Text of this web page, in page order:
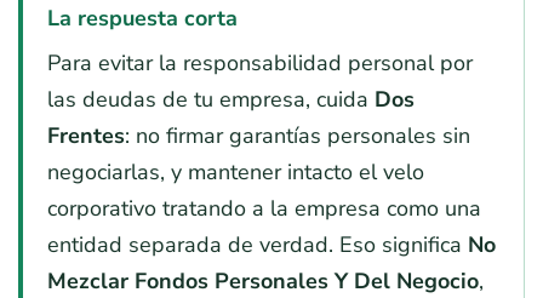
La respuesta corta
Para evitar la responsabilidad personal por
las deudas de tu empresa, cuida Dos
Frentes: no firmar garantías personales sin
negociarlas, y mantener intacto el velo
corporativo tratando a la empresa como una
entidad separada de verdad. Eso significa No
Mezclar Fondos Personales Y Del Negocio,